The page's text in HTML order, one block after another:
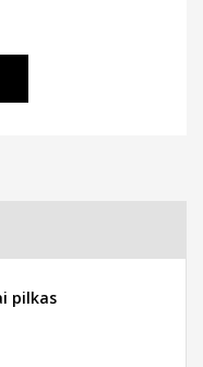
pilkas